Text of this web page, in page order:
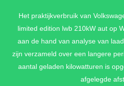
€ 1.390,-
voorstoelen, aan binnen- en
multifunctioneel en met
interieur (30 kleuren instelbaar)
kunstleder +
Het praktijkverbruik van
limited edition lwb 210kW aut op
aan de hand van analyse van
zijn verzameld over een langere
aantal geladen kilowatturen is
afgelegde